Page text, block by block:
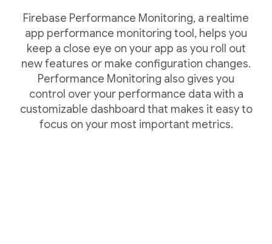
Firebase Performance Monitoring, a realtime
app performance monitoring tool, helps you
keep a close eye on your app as you roll out
new features or make configuration changes.
Performance Monitoring also gives you
control over your performance data with a
customizable dashboard that makes it easy to
focus on your most important metrics.